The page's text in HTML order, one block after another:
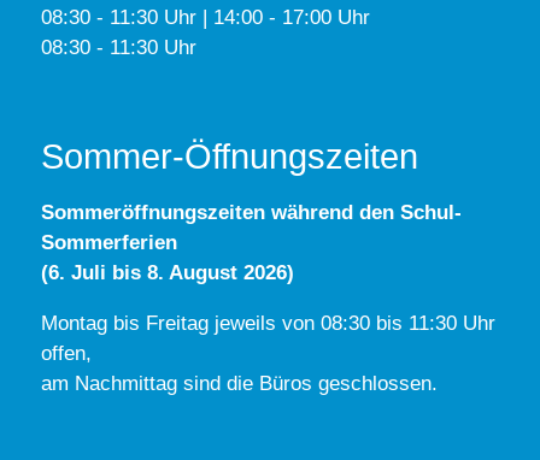
08:30 - 11:30 Uhr | 14:00 - 17:00 Uhr
08:30 - 11:30 Uhr
Sommer-Öffnungszeiten
Sommeröffnungszeiten während den Schul-
Sommerferien
(6. Juli bis 8. August 2026)
Montag bis Freitag jeweils von 08:30 bis 11:30 Uhr
offen,
am Nachmittag sind die Büros geschlossen.